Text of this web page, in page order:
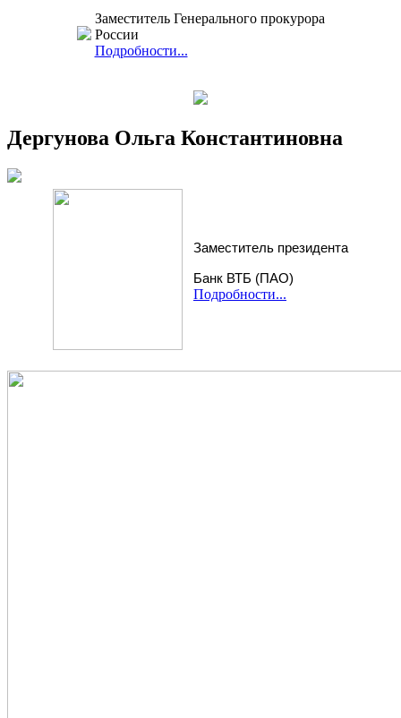
Заместитель Генерального прокурора
России
Подробности...
Дергунова Ольга Константиновна
Заместитель президента
Банк ВТБ (ПАО)
Подробности...